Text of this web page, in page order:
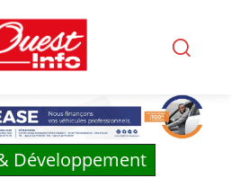
Développement